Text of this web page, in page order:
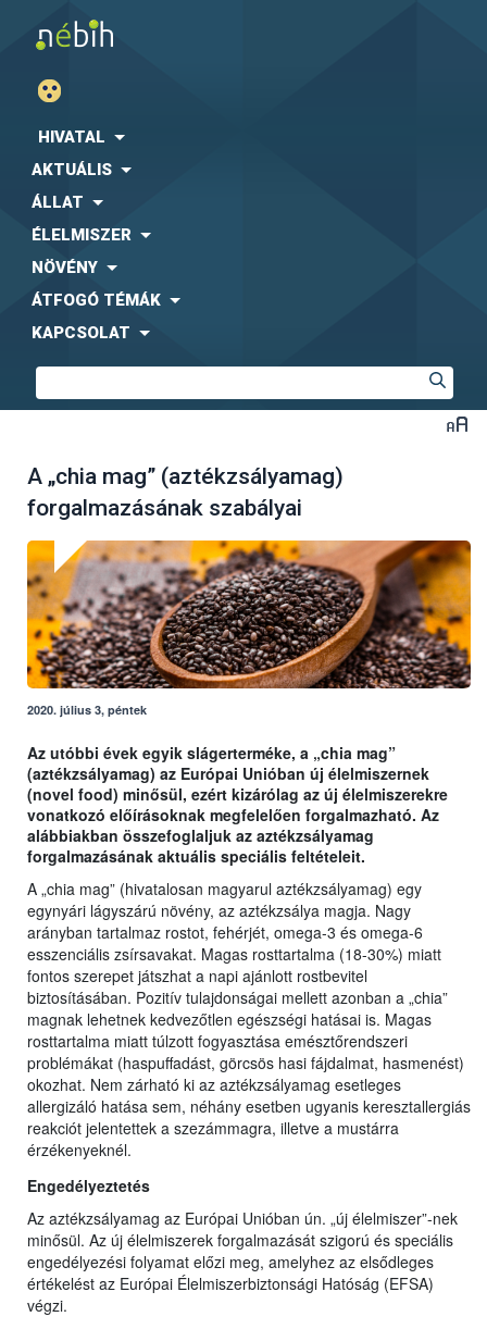
HIVATAL
AKTUÁLIS
ÁLLAT
ÉLELMISZER
NÖVÉNY
ÁTFOGÓ TÉMÁK
KAPCSOLAT
A „chia mag” (aztékzsályamag)
forgalmazásának szabályai
2020. július 3, péntek
Az utóbbi évek egyik slágerterméke, a „chia mag”
(aztékzsályamag) az Európai Unióban új élelmiszernek
(novel food) minősül, ezért kizárólag az új élelmiszerekre
vonatkozó előírásoknak megfelelően forgalmazható. Az
alábbiakban összefoglaljuk az aztékzsályamag
forgalmazásának aktuális speciális feltételeit.
A „chia mag” (hivatalosan magyarul aztékzsályamag) egy
egynyári lágyszárú növény, az aztékzsálya magja. Nagy
arányban tartalmaz rostot, fehérjét, omega-3 és omega-6
esszenciális zsírsavakat. Magas rosttartalma (18-30%) miatt
fontos szerepet játszhat a napi ajánlott rostbevitel
biztosításában. Pozitív tulajdonságai mellett azonban a „chia”
magnak lehetnek kedvezőtlen egészségi hatásai is. Magas
rosttartalma miatt túlzott fogyasztása emésztőrendszeri
problémákat (haspuffadást, görcsös hasi fájdalmat, hasmenést)
okozhat. Nem zárható ki az aztékzsályamag esetleges
allergizáló hatása sem, néhány esetben ugyanis keresztallergiás
reakciót jelentettek a szezámmagra, illetve a mustárra
érzékenyeknél.
Engedélyeztetés
Az aztékzsályamag az Európai Unióban ún. „új élelmiszer”-nek
minősül. Az új élelmiszerek forgalmazását szigorú és speciális
engedélyezési folyamat előzi meg, amelyhez az elsődleges
értékelést az Európai Élelmiszerbiztonsági Hatóság (EFSA)
végzi.